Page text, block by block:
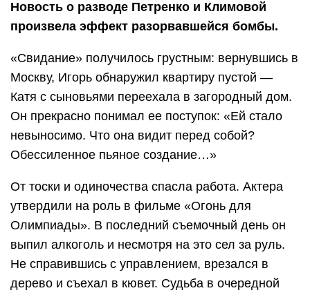
Новость о разводе Петренко и Климовой
произвела эффект разорвавшейся бомбы.
«Свидание» получилось грустным: вернувшись в
Москву, Игорь обнаружил квартиру пустой —
Катя с сыновьями переехала в загородный дом.
Он прекрасно понимал ее поступок: «Ей стало
невыносимо. Что она видит перед собой?
Обессиленное пьяное создание…»
От тоски и одиночества спасла работа. Актера
утвердили на роль в фильме «Огонь для
Олимпиады». В последний съемочный день он
выпил алкоголь и несмотря на это сел за руль.
Не справившись с управлением, врезался в
дерево и съехал в кювет. Судьба в очередной